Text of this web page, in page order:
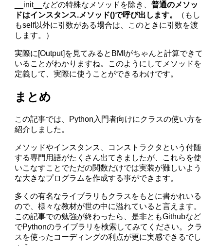
__init__などの特殊なメソッドを除き、普通のメソッ
ドはインスタンス.メソッド()で呼び出します。
（もし
もself以外に引数がある場合は、このときに引数を渡
します。）
実際に[Output]を見てみるとBMIがちゃんと計算できて
いることがわかりますね。このようにしてメソッドを
定義して、実際に使うことができるわけです。
まとめ
この記事では、Python入門者向けにクラスの使い方を
紹介しました。
メソッドやインスタンス、コンストラクタという付随
する専門用語がたくさん出てきましたが、これらを使
いこなすことでただの関数だけでは実装が難しいよう
な大きなプログラムを作成する事ができます。
多くの有名なライブラリもクラスをもとに書かれいる
ので、様々な教材が世の中に溢れていると言えます。
この記事での勉強が終わったら、是非ともGithubなど
でPythonのライブラリを検索してみてください。クラ
スを使ったコーディングの利点が更に実感できるでし